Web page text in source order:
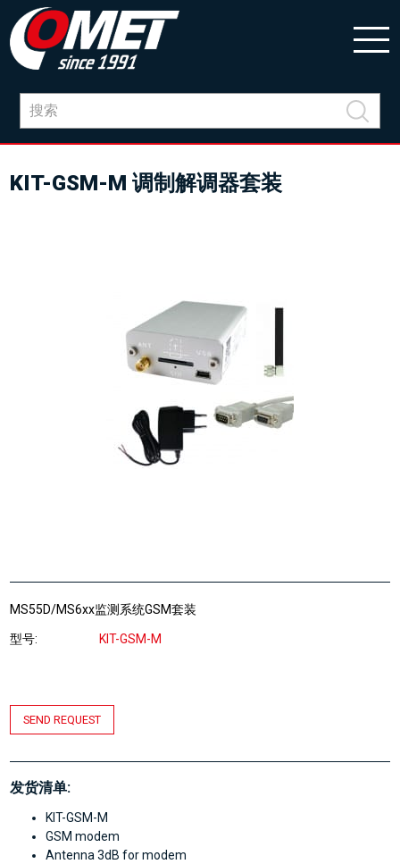
KIT-GSM-M 调制解调器套装
MS55D/MS6xx监测系统GSM套装
型号 KIT-GSM-M
SEND REQUEST
发货清单:
KIT-GSM-M
GSM modem
Antenna 3dB for modem